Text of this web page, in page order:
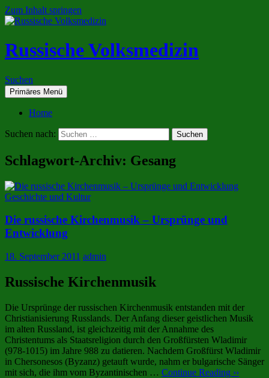
Zum Inhalt springen
Russische Volksmedizin
Suchen
Primäres Menü
Home
Suchen nach:
Schlagwort-Archiv: Gesang
Geschichte und Kultur
Die russische Kirchenmusik – Ursprünge und
Entwicklung
18. September 2011 admin
Russische Kirchenmusik
Die Ursprünge der russischen Kirchenmusik entstanden mit der
Christianisierung Russlands. Der Anfang dieser geistlichen Musik
im alten Russland, ist gleichzeitig mit der Annahme des
Christentums als Staatsreligion durch den Großfürsten Wladimir
(978-1015) im Jahre 988 zu datieren. Nachdem Großfürst Wladimir
in Сhersonesos (Byzanz) getauft wurde, nahm er bulgarische Sänger
mit sich, die ihm vom Byzantinischen … Continue Reading ››